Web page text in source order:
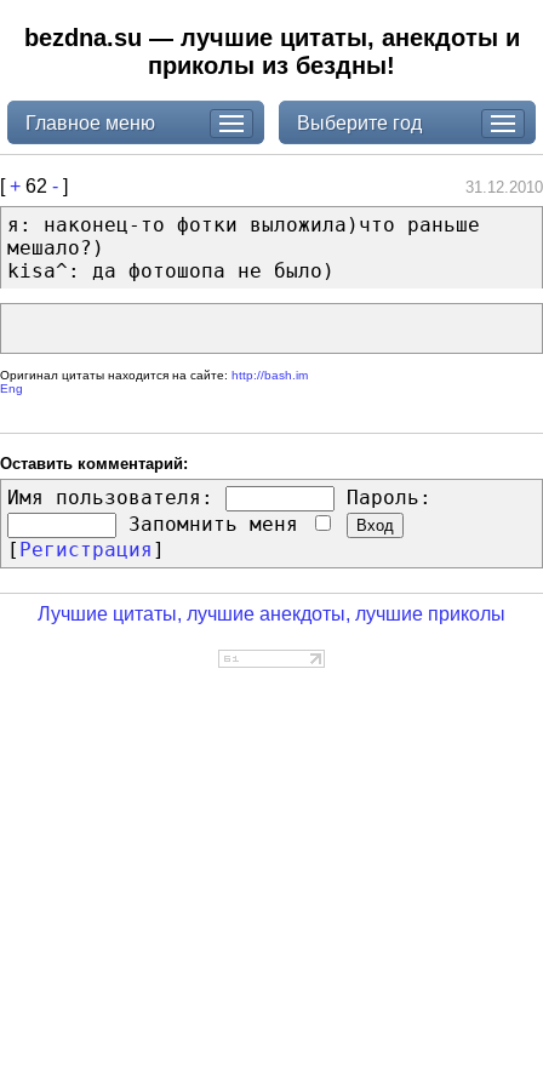
bezdna.su — лучшие цитаты, анекдоты и
приколы из бездны!
Главное меню Выберите год
[+ 62 - ] 31.12.2010
я: наконец-то фотки выложила)что раньше
мешало?)
kisa^: да фотошопа не было)
Оригинал цитаты находится на сайте: http://bash.im
Eng
Оставить комментарий:
Имя пользователя:
Пароль:
Запомнить меня
[ Регистрация ]
Лучшие цитаты, лучшие анекдоты, лучшие приколы